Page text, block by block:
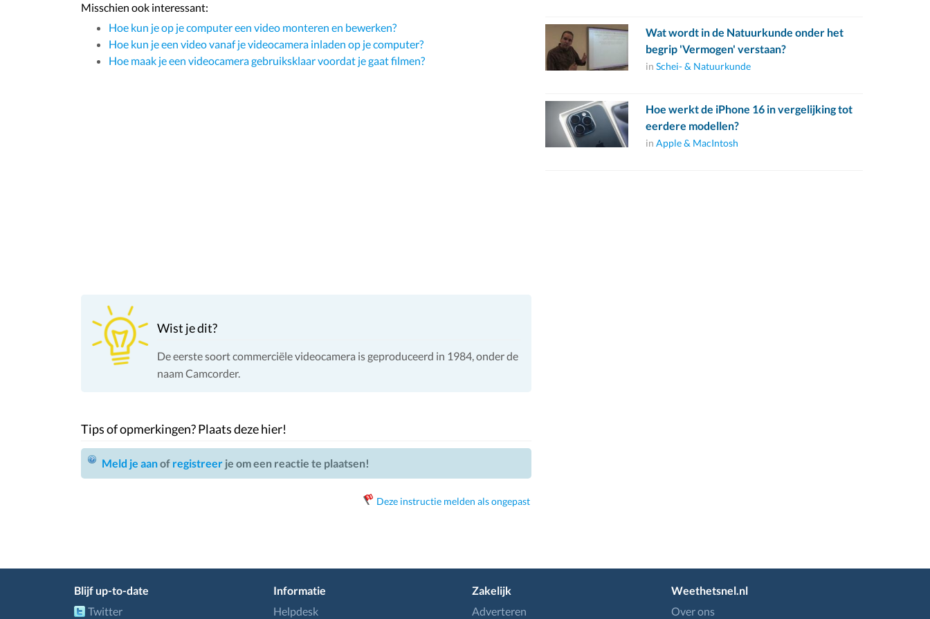
Misschien ook interessant:
Hoe kun je op je computer een video monteren en bewerken?
Hoe kun je een video vanaf je videocamera inladen op je computer?
Hoe maak je een videocamera gebruiksklaar voordat je gaat filmen?
Wist je dit?
De eerste soort commerciële videocamera is geproduceerd in 1984, onder de
naam Camcorder.
Tips of opmerkingen? Plaats deze hier!
Meld je aanof registreer je om een reactie te plaatsen!
Deze instructie melden als ongepast
Wat wordt in de Natuurkunde onder het
begrip 'Vermogen' verstaan?
in Schei- & Natuurkunde
Hoe werkt de iPhone 16 in vergelijking tot
eerdere modellen?
in Apple & MacIntosh
Blijf up-to-date
Twitter
Informatie
Helpdesk
Zakelijk
Adverteren
Weethetsnel.nl
Over ons